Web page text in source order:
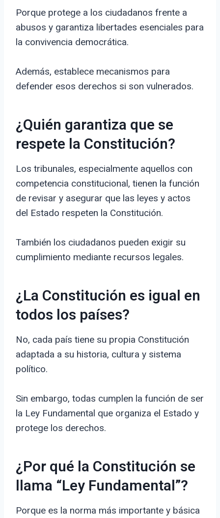
Porque protege a los ciudadanos frente a
abusos y garantiza libertades esenciales para
la convivencia democrática.
Además, establece mecanismos para
defender esos derechos si son vulnerados.
¿Quién garantiza que se
respete la Constitución?
Los tribunales, especialmente aquellos con
competencia constitucional, tienen la función
de revisar y asegurar que las leyes y actos
del Estado respeten la Constitución.
También los ciudadanos pueden exigir su
cumplimiento mediante recursos legales.
¿La Constitución es igual en
todos los países?
No, cada país tiene su propia Constitución
adaptada a su historia, cultura y sistema
político.
Sin embargo, todas cumplen la función de ser
la Ley Fundamental que organiza el Estado y
protege los derechos.
¿Por qué la Constitución se
llama “Ley Fundamental”?
Porque es la norma más importante y básica